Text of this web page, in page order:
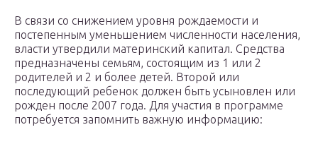
В связи со снижением уровня рождаемости и
постепенным уменьшением численности населения,
власти утвердили материнский капитал. Средства
предназначены семьям, состоящим из 1 или 2
родителей и 2 и более детей. Второй или
последующий ребенок должен быть усыновлен или
рожден после 2007 года. Для участия в программе
потребуется запомнить важную информацию: